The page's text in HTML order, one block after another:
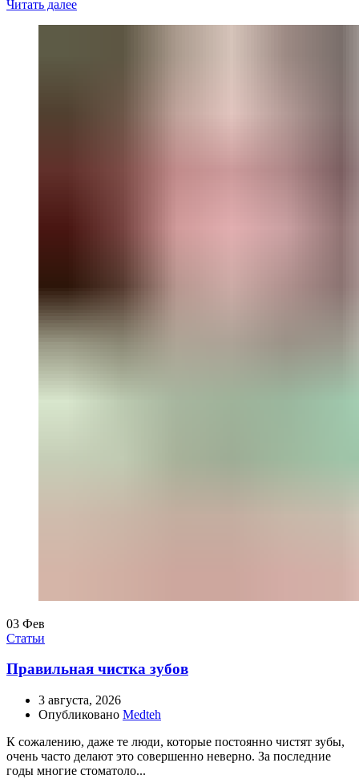
Читать далее
03 Фев
Статьи
Правильная чистка зубов
3 августа, 2026
Опубликовано Medteh
К сожалению, даже те люди, которые постоянно чистят зубы,
очень часто делают это совершенно неверно. За последние
годы многие стоматоло...